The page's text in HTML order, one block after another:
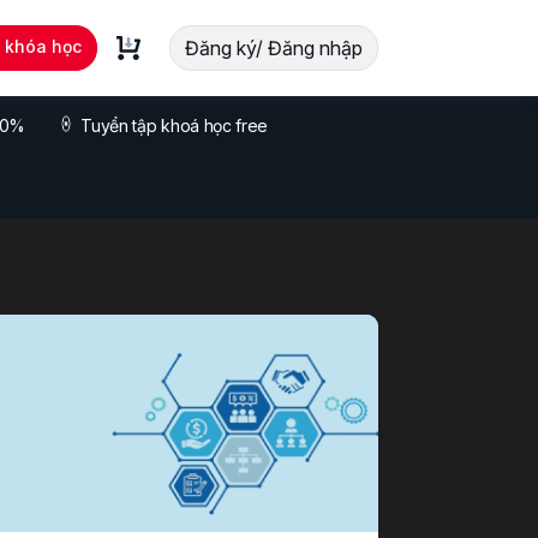
khóa học Đăng ký/ Đăng nhập
Tuyển tập khoá học free